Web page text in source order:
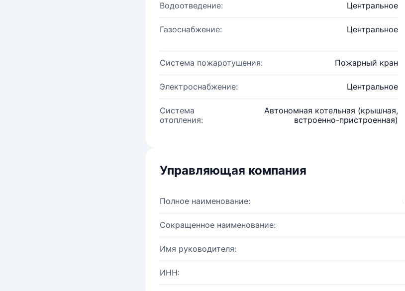
Водоотведение: Центральное
Газоснабжение: Центральное
Система пожаротушения: Пожарный кран
Электроснабжение: Центральное
Система
отопления:
Автономная котельная (крышная,
встроенно-пристроенная)
Управляющая компания
Полное наименование:
Сокращенное наименование:
Имя руководителя:
ИНН: